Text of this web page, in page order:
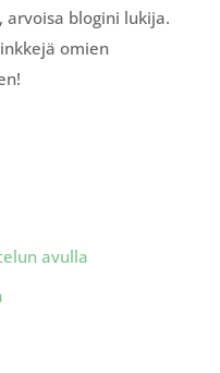
arvoisa blogini lukija.
omien
avulla